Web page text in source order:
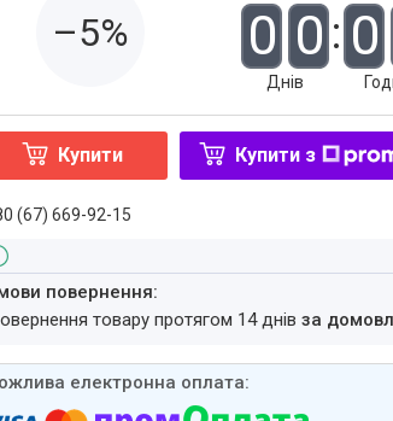
–5% 0 0
Днів
0
Купити Купити з
(67) 669-92-15
повернення товару протягом 14 днівза